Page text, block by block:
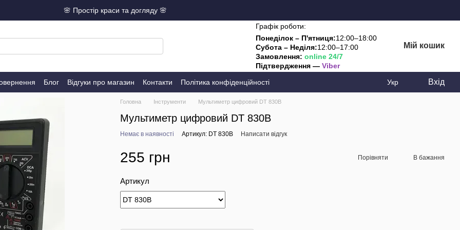
🌸 Простір краси та догляду 🌸
Графік роботи:
Понеділок – П'ятниця:12:00–18:00
Субота – Неділя:12:00–17:00
Замовлення: online 24/7
Підтвердження — Viber
Мій кошик
Блог Відгуки про магазин Контакти Політика конфіденційності Укр Вхід
Головна Інструменти Мультиметр цифровий DT 830B
Мультиметр цифровий DT 830B
Немає в наявності Артикул: DT 830B Написати відгук
255 грн Порівняти В бажання
Артикул